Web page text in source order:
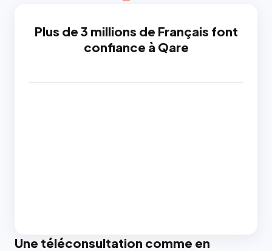
Plus de 3 millions de Français font
confiance à Qare
Une téléconsultation comme en